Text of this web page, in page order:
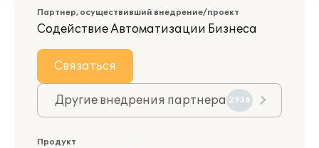
Партнер, осуществивший внедрение/проект
Содействие Автоматизации Бизнеса
Связаться
Другие внедрения партнера 2936
Продукт